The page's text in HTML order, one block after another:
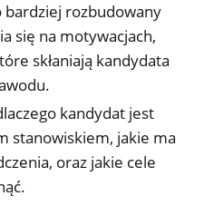
rozbudowany
się na motywacjach,
skłaniają kandydata
kandydat jest
stanowiskiem, jakie ma
oraz jakie cele